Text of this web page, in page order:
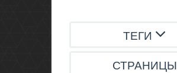
ТЕГИ
СТРАНИЦЫ